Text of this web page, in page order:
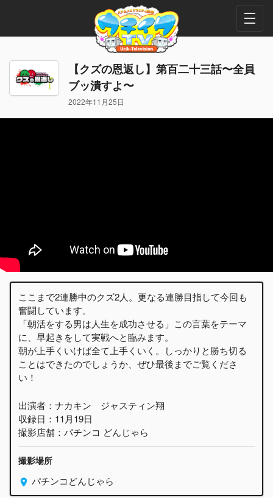
【クズの恩返し】第百二十三話〜全員
ブッ潰すよ〜
2022年11月25日
ここまで2連勝中のクズ2人。更なる連勝目指して今回も
奮闘しています。
「朝活をする男は人生を成功させる」この言葉をテーマ
に、早起きをして実戦へと臨みます。
朝が上手くいけば全て上手くいく。しっかりと勝ち切る
ことはできたのでしょうか、ぜひ最後までご覧くださ
い！
出演者：ナカキン ジャスティン翔
収録日：11月19日
撮影店舗：パチンコ どんじゃら
撮影場所
パチンコどんじゃら